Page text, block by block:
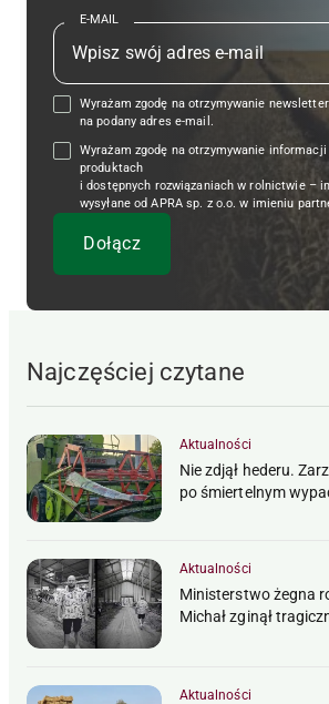
E-MAIL
Wyrażam zgodę na otrzymywanie
na podany adres e-mail.
Wyrażam zgodę na otrzymywanie
produktach
i dostępnych rozwiązaniach w rolnictwie –
wysyłane od APRA sp. z o.o. w imieniu
Najczęściej czytane
Aktualności
Nie zdjął hederu.
po śmiertelnym
Aktualności
Ministerstwo żegna
Michał zginął
Aktualności